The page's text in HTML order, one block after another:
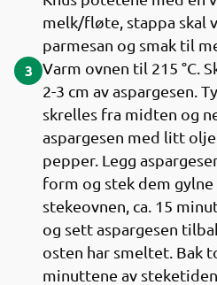
melk/fløte, stappa skal
parmesan og smak til
3 Varm ovnen til 215 °C.
2-3 cm av aspargesen.
skrelles fra midten og
aspargesen med litt
pepper. Legg
form og stek dem
stekeovnen, ca. 15
og sett aspargesen
osten har smeltet. Bak
minuttene av